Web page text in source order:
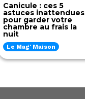
Canicule : ces 5
astuces inattendues
pour garder votre
chambre au frais la
nuit
Le Mag' Maison